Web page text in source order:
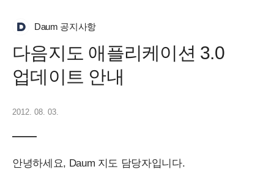
Daum 공지사항
다음지도 애플리케이션 3.0
업데이트 안내
2012. 08. 03.
안녕하세요, Daum 지도 담당자입니다.